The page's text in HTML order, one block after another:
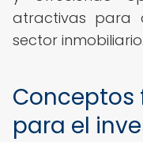
atractivas para
sector inmobiliario.
para el